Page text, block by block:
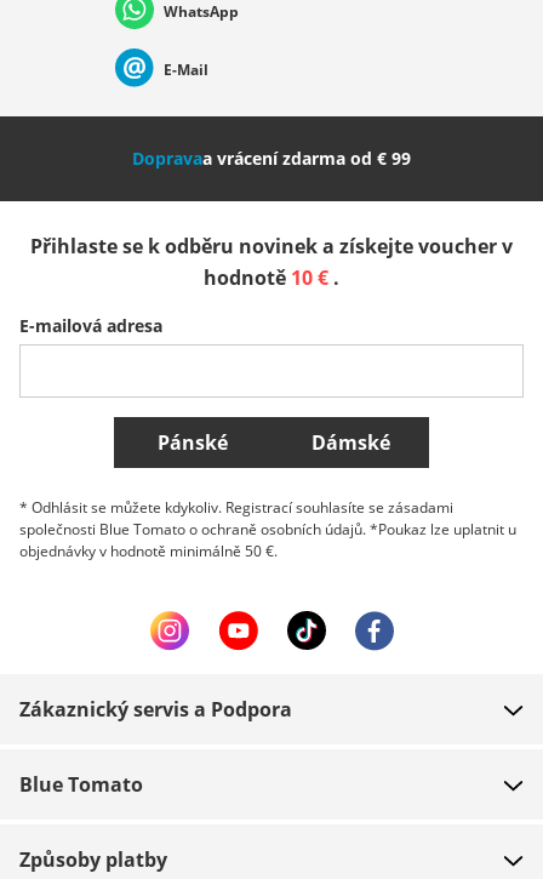
Nederland Italia (Italiano) Italien (Deutsch)
Slovenija
Belgique (Français) Danmark Norge
Všechny země
WhatsApp
E-Mail
Dopravaa vrácení zdarma od € 99
Přihlaste se k odběru novinek a získejte voucher v
hodnotě 10 € .
E-mailová adresa
Pánské Dámské
* Odhlásit se můžete kdykoliv. Registrací souhlasíte se zásadami
společnosti Blue Tomato o ochraně osobních údajů. *Poukaz lze uplatnit u
objednávky v hodnotě minimálně 50 €.
Zákaznický servis a Podpora
Platba
Blue Tomato
Způsoby platby